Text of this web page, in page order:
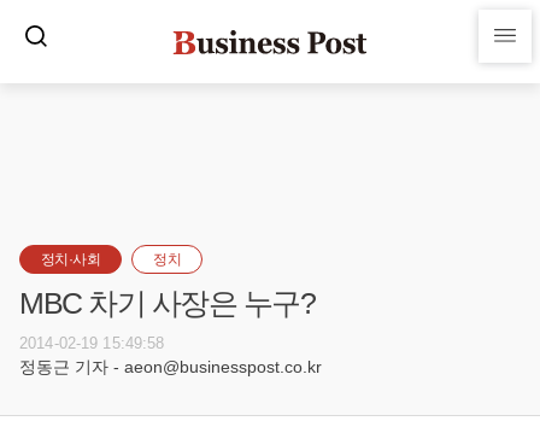
정치·사회 정치
MBC 차기 사장은 누구?
2014-02-19 15:49:58
정동근 기자 - aeon@businesspost.co.kr